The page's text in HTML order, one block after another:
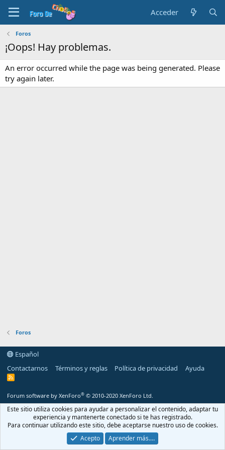
Acceder
Foros
¡Oops! Hay problemas.
An error occurred while the page was being generated. Please
try again later.
Foros
Español
Contactarnos
Términos y reglas Política de privacidad Ayuda
R
Forum software by XenForo® © 2010-2020 XenForo Ltd.
Este sitio utiliza cookies para ayudar a personalizar el contenido, adaptar tu
experiencia y mantenerte conectado si te has registrado.
Para continuar utilizando este sitio, debe aceptarse nuestro uso de cookies.
Acepto
Aprender más.…